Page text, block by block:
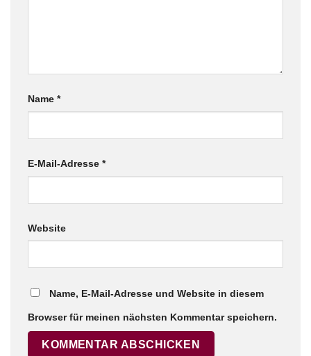
Name *
E-Mail-Adresse *
Website
Name, E-Mail-Adresse und Website in diesem
Browser für meinen nächsten Kommentar speichern.
Chat Support